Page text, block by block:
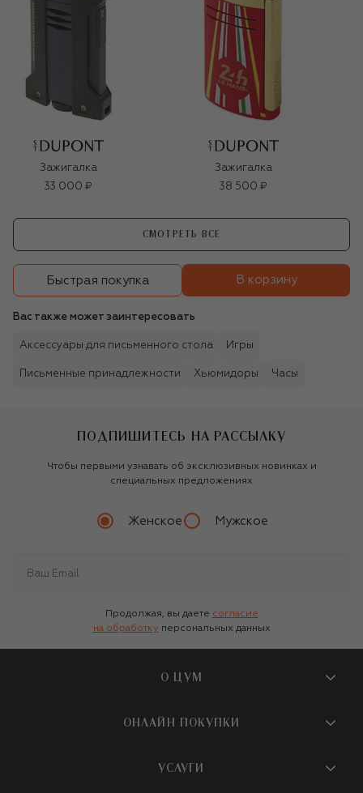
Зажигалка
33 000 ₽
Зажигалка
38 500 ₽
СМОТРЕТЬ ВСЕ
Быстрая покупка В корзину
Вас также может заинтересовать
Аксессуары для письменного стола Игры
Письменные принадлежности Хьюмидоры Часы
ПОДПИШИТЕСЬ НА РАССЫЛКУ
Чтобы первыми узнавать об эксклюзивных новинках и
специальных предложениях
Женское Мужское
Продолжая, вы даете согласие
на обработку персональных данных
О ЦУМ
О магазине
Бутики и ПВЗ ЦУМ
ОНЛАЙН ПОКУПКИ
УСЛУГИ